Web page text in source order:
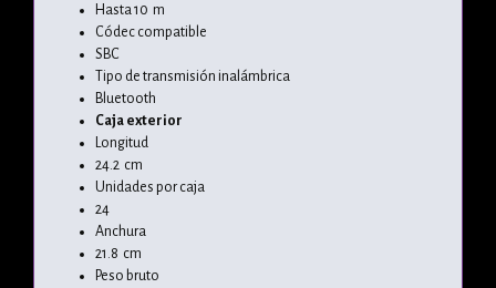
Hasta 10 m
Códec compatible
SBC
Tipo de transmisión inalámbrica
Bluetooth
Caja exterior
Longitud
24.2 cm
Unidades por caja
24
Anchura
21.8 cm
Peso bruto